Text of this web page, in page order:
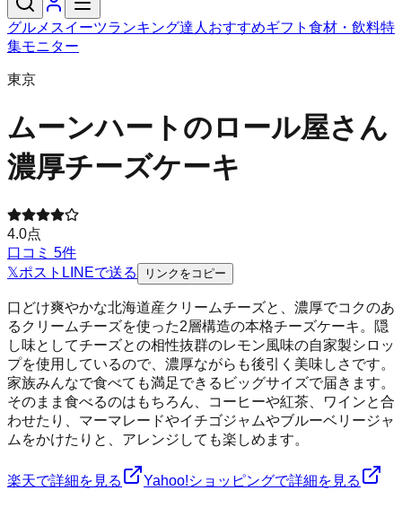
グルメ スイーツランキング達人おすすめギフト 食材・飲料特
集モニター
東京
ムーンハートのロール屋さん
濃厚チーズケーキ
4.0点
口コミ 5件
𝕏ポスト LINEで送る リンクをコピー
口どけ爽やかな北海道産クリームチーズと、濃厚でコクのあ
るクリームチーズを使った2層構造の本格チーズケーキ。隠
し味としてチーズとの相性抜群のレモン風味の自家製シロッ
プを使用しているので、濃厚ながらも後引く美味しさです。
家族みんなで食べても満足できるビッグサイズで届きます。
そのまま食べるのはもちろん、コーヒーや紅茶、ワインと合
わせたり、マーマレードやイチゴジャムやブルーベリージャ
ムをかけたりと、アレンジしても楽しめます。
楽天で詳細を見る Yahoo!ショッピングで詳細を見る